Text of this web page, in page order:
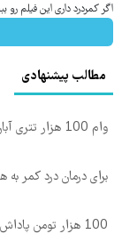
اگر کمردرد داری این فیلم
مطالب پیشنهادی
وام 100 هزار تتری آبان تتر | فوری، فقط با احراز هویت🔥
برای درمان درد کمر
100 هزار تومن پاداش بگیر | ثبت نام کن